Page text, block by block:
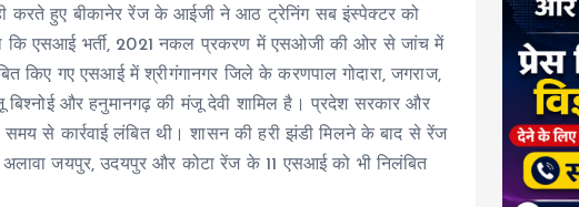
करते हुए बीकानेर रेंज के आईजी ने आठ ट्रेनिंग सब इंस्पेक्टर को
कि एसआई भर्ती, 2021 नकल प्रकरण में एसओजी की ओर से जांच में
किए गए एसआई में श्रीगंगानगर जिले के करणपाल गोदारा, जगराज,
बिश्नोई और हनुमानगढ़ की मंजू देवी शामिल है। प्रदेश सरकार और
से कार्रवाई लंबित थी। शासन की हरी झंडी मिलने के बाद से रेंज
जयपुर, उदयपुर और कोटा रेंज के 11 एसआई को भी निलंबित